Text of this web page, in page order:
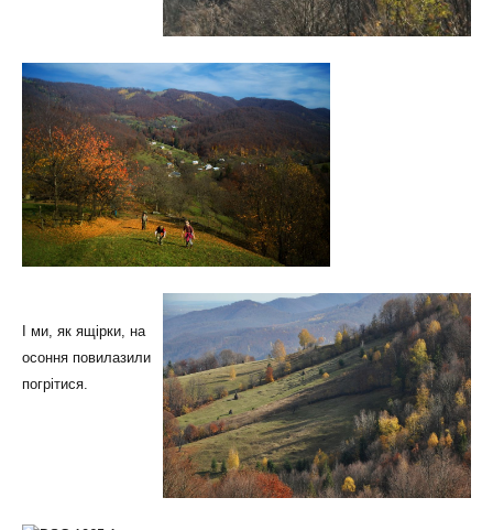
І ми, як ящірки, на
осоння повилазили
погрітися.